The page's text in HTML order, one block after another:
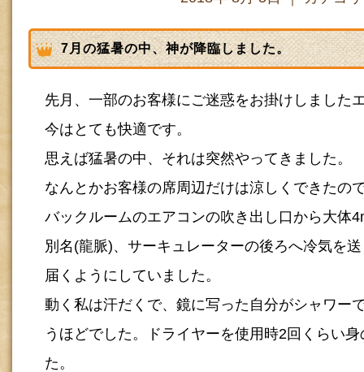
7月の猛暑の中、神が降臨しました。
先月、一部のお客様にご迷惑をお掛けしました
今はとても快適です。
思えば猛暑の中、それは突然やってきました。
なんとかお客様の席周辺だけは涼しくできたの
バックルームのエアコンの吹き出し口から大体
別名(龍脈)、サーキュレーターの後ろへ冷気を
届くようにしていました。
動く私は汗だくで、鏡に写った自分がシャワー
うほどでした。ドライヤーを使用時2回くらい
た。